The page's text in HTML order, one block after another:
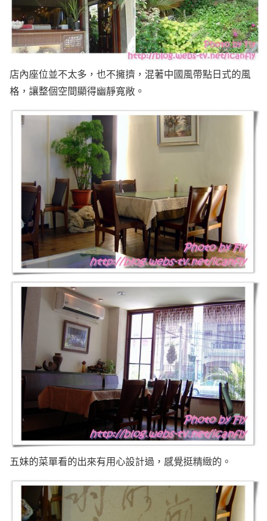
店內座位並不太多，也不擁擠，混著中國風帶點日式的風
格，讓整個空間顯得幽靜寬敞。
五妹的菜單看的出來有用心設計過，感覺挺精緻的。